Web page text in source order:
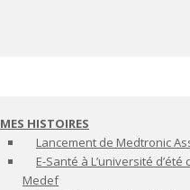
MES HISTOIRES
Lancement de Medtronic
E-Santé à L’université d’été
Medef